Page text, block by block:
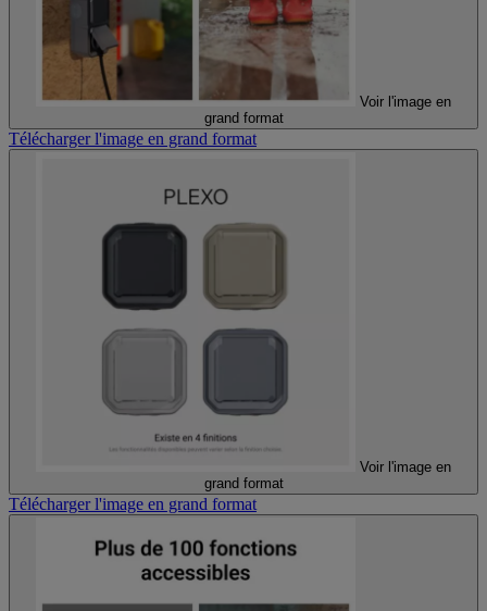
Voir l'image en
grand format
Télécharger l'image en grand format
Voir l'image en
grand format
Télécharger l'image en grand format